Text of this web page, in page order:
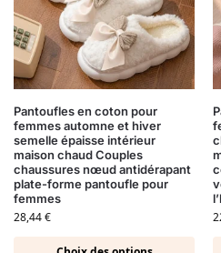
Pantoufles en coton pour
femmes automne et hiver
semelle épaisse intérieur
maison chaud Couples
chaussures nœud antidérapant
plate-forme pantoufle pour
femmes
28,44€